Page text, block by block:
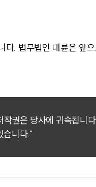
. 법무법인 대륜은 앞
권은 당사에 귀속됩니
습니다."